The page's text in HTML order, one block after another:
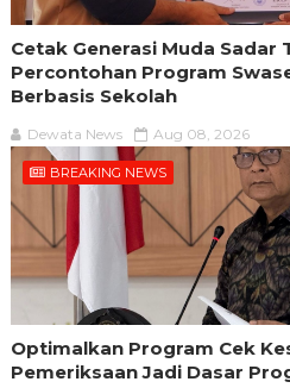
Cetak Generasi Muda Sadar
Percontohan Program
Berbasis Sekolah
Dewata News Aug 08, 2026
BREAKING NEWS
Optimalkan Program Cek
Pemeriksaan Jadi Dasar